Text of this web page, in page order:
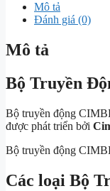
Mô tả
Đánh giá (0)
Mô tả
Bộ Truyền
Bộ truyền động
được phát triển bởi
Bộ truyền động
Các loại Bộ